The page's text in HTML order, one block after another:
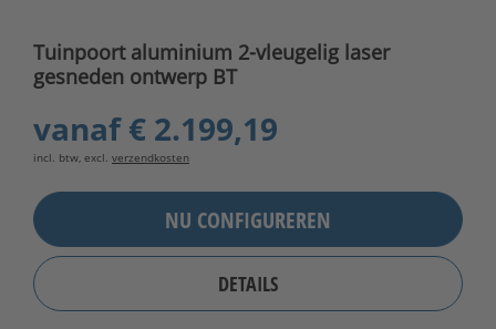
Tuinpoort aluminium 2-vleugelig laser
gesneden ontwerp BT
vanaf€ 2.199,19
incl. btw, excl. verzendkosten
NU CONFIGUREREN
DETAILS